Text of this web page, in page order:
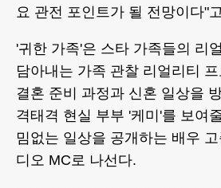
요 관전 포인트가 될 전망이다"
'귀한 가족'은 스타 가족들의 리
담아내는 가족 관찰 리얼리티
결혼 준비 과정과 신혼 일상을
격태격 현실 부부 '케미'를 보여
밈없는 일상을 공개하는 배우
디오 MC로 나선다.